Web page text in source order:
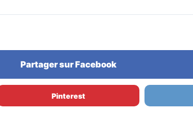
Partager sur Facebook
Pinterest